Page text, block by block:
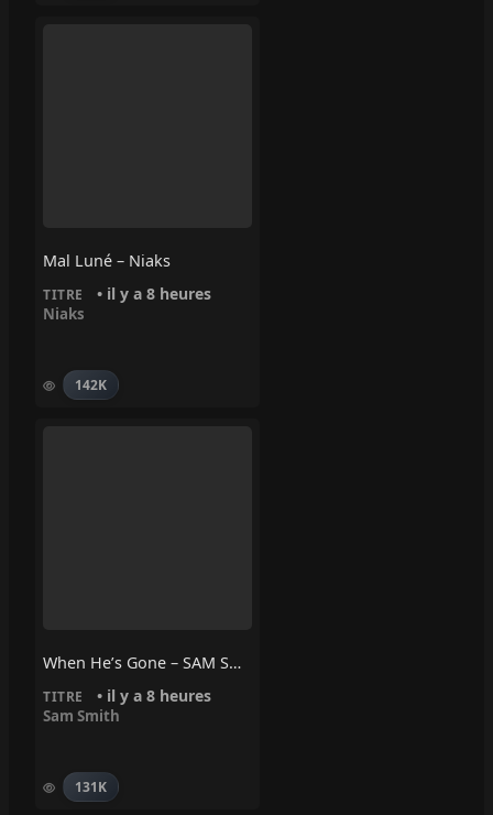
Mal Luné – Niaks
TITRE • il y a 8 heures
Niaks
142K
When He’s Gone – SAM SMITH
TITRE • il y a 8 heures
Sam Smith
131K